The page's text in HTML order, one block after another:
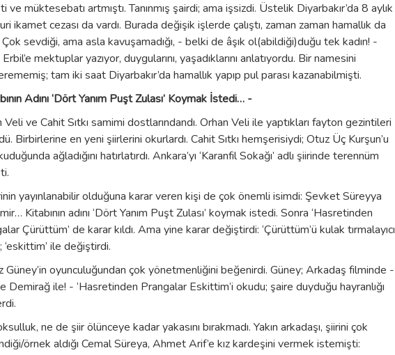
ve müktesebatı artmıştı. Tanınmış şairdi; ama işsizdi. Üstelik Diyarbakır’da 8 aylık
ikamet cezası da vardı. Burada değişik işlerde çalıştı, zaman zaman hamallık da
Çok sevdiği, ama asla kavuşamadığı, - belki de âşık ol(abildiği)duğu tek kadın! -
mektuplar yazıyor, duygularını, yaşadıklarını anlatıyordu. Bir namesini
tam iki saat Diyarbakır’da hamallık yapıp pul parası kazanabilmişti.
Adını ‘Dört Yanım Puşt Zulası’ Koymak İstedi… -
Veli ve Cahit Sıtkı samimi dostlarındandı. Orhan Veli ile yaptıkları fayton gezintileri
Birbirlerine en yeni şiirlerini okurlardı. Cahit Sıtkı hemşerisiydi; Otuz Üç Kurşun’u
ağladığını hatırlatırdı. Ankara’yı ‘Karanfil Sokağı’ adlı şiirinde terennüm
yayınlanabilir olduğuna karar veren kişi de çok önemli isimdi: Şevket Süreyya
Kitabının adını ‘Dört Yanım Puşt Zulası’ koymak istedi. Sonra ‘Hasretinden
Çürüttüm’ de karar kıldı. Ama yine karar değiştirdi: ‘Çürüttüm’ü kulak tırmalayıcı
‘eskittim’ ile değiştirdi.
Güney’in oyunculuğundan çok yönetmenliğini beğenirdi. Güney; Arkadaş filminde -
Demirağ ile! - ‘Hasretinden Prangalar Eskittim’i okudu; şaire duyduğu hayranlığı
ne de şiir ölünceye kadar yakasını bırakmadı. Yakın arkadaşı, şiirini çok
örnek aldığı Cemal Süreya, Ahmet Arif’e kız kardeşini vermek istemişti: